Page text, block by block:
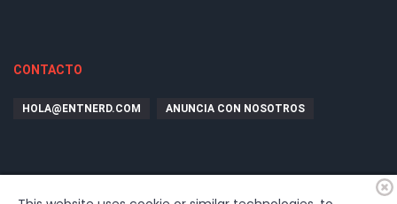
CONTACTO
HOLA@ENTNERD.COM ANUNCIA CON NOSOTROS